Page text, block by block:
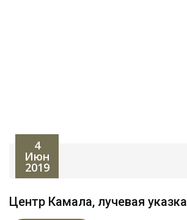
4
Июн
2019
Центр Камала, лучевая указка